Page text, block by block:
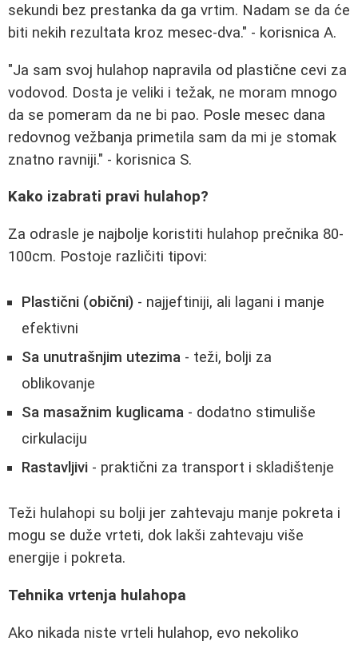
sekundi bez prestanka da ga vrtim. Nadam se da će
biti nekih rezultata kroz mesec-dva." - korisnica A.
"Ja sam svoj hulahop napravila od plastične cevi za
vodovod. Dosta je veliki i težak, ne moram mnogo
da se pomeram da ne bi pao. Posle mesec dana
redovnog vežbanja primetila sam da mi je stomak
znatno ravniji." - korisnica S.
Kako izabrati pravi hulahop?
Za odrasle je najbolje koristiti hulahop prečnika 80-
100cm. Postoje različiti tipovi:
Plastični (obični) - najjeftiniji, ali lagani i manje
efektivni
Sa unutrašnjim utezima - teži, bolji za
oblikovanje
Sa masažnim kuglicama - dodatno stimuliše
cirkulaciju
Rastavljivi - praktični za transport i skladištenje
Teži hulahopi su bolji jer zahtevaju manje pokreta i
mogu se duže vrteti, dok lakši zahtevaju više
energije i pokreta.
Tehnika vrtenja hulahopa
Ako nikada niste vrteli hulahop, evo nekoliko